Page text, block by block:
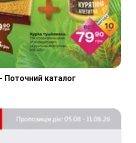
Поточний каталог